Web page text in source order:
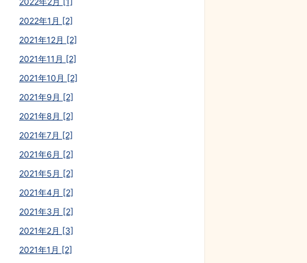
2022年1月 [2]
2021年12月 [2]
2021年11月 [2]
2021年10月 [2]
2021年9月 [2]
2021年8月 [2]
2021年7月 [2]
2021年6月 [2]
2021年5月 [2]
2021年4月 [2]
2021年3月 [2]
2021年2月 [3]
2021年1月 [2]